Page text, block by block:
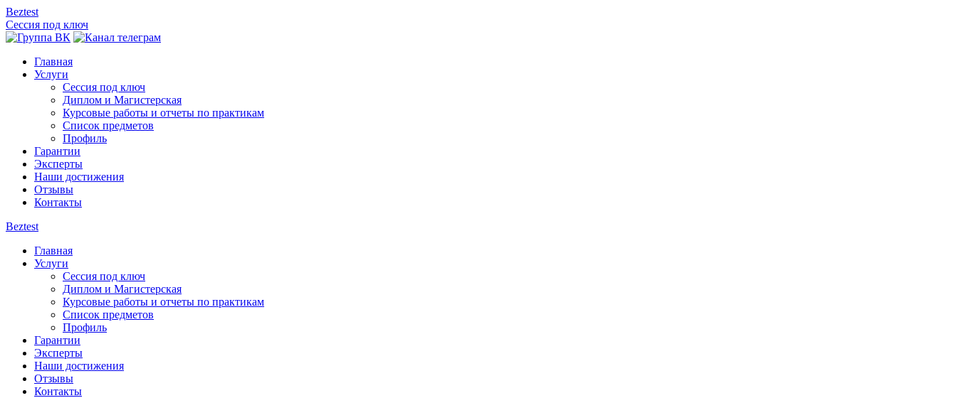
Beztest
Сессия под ключ
Главная
Услуги
Сессия под ключ
Диплом и Магистерская
Курсовые работы и отчеты по практикам
Список предметов
Профиль
Гарантии
Эксперты
Наши достижения
Отзывы
Контакты
Beztest
Главная
Услуги
Сессия под ключ
Диплом и Магистерская
Курсовые работы и отчеты по практикам
Список предметов
Профиль
Гарантии
Эксперты
Наши достижения
Отзывы
Контакты